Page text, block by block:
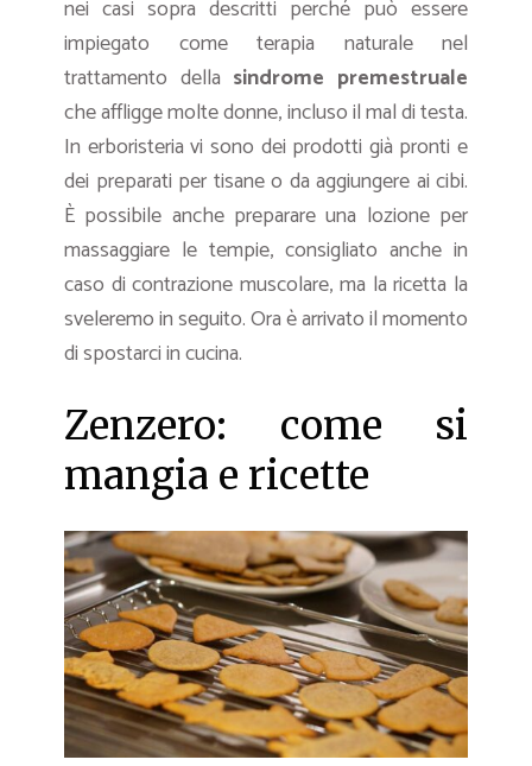
nei casi sopra descritti perché può essere
impiegato come terapia naturale nel
trattamento della sindrome premestruale
che affligge molte donne, incluso il mal di testa.
In erboristeria vi sono dei prodotti già pronti e
dei preparati per tisane o da aggiungere ai cibi.
È possibile anche preparare una lozione per
massaggiare le tempie, consigliato anche in
caso di contrazione muscolare, ma la ricetta la
sveleremo in seguito. Ora è arrivato il momento
di spostarci in cucina.
Zenzero: come si
mangia e ricette